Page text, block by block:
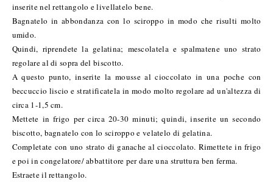
inserite nel rettangolo e livellatelo bene.
Bagnatelo in abbondanza con lo sciroppo in modo che risulti molto
umido.
Quindi, riprendete la gelatina; mescolatela e spalmatene uno strato
regolare al di sopra del biscotto.
A questo punto, inserite la mousse al cioccolato in una poche con
beccuccio liscio e stratificatela in modo molto regolare ad un'altezza di
circa 1-1,5 cm.
Mettete in frigo per circa 20-30 minuti; quindi, inserite un secondo
biscotto, bagnatelo con lo sciroppo e velatelo di gelatina.
Completate con uno strato di ganache al cioccolato. Rimettete in frigo
e poi in congelatore/ abbattitore per dare una struttura ben ferma.
Estraete il rettangolo.